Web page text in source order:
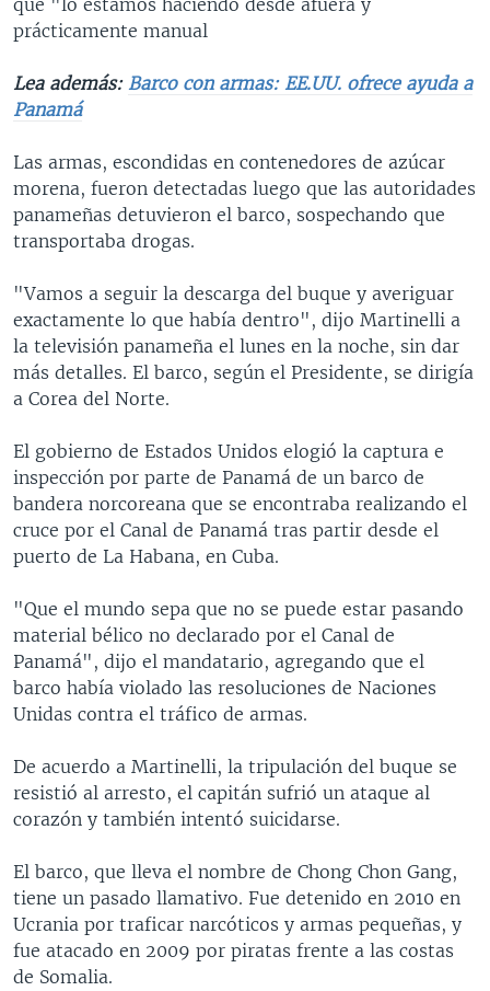
prácticamente manual
Lea además: Barco con armas: EE.UU. ofrece ayuda a
Panamá
Las armas, escondidas en contenedores de azúcar
morena, fueron detectadas luego que las autoridades
panameñas detuvieron el barco, sospechando que
transportaba drogas.
"Vamos a seguir la descarga del buque y averiguar
exactamente lo que había dentro", dijo Martinelli a
la televisión panameña el lunes en la noche, sin dar
más detalles. El barco, según el Presidente, se dirigía
a Corea del Norte.
El gobierno de Estados Unidos elogió la captura e
inspección por parte de Panamá de un barco de
bandera norcoreana que se encontraba realizando el
cruce por el Canal de Panamá tras partir desde el
puerto de La Habana, en Cuba.
"Que el mundo sepa que no se puede estar pasando
material bélico no declarado por el Canal de
Panamá", dijo el mandatario, agregando que el
barco había violado las resoluciones de Naciones
Unidas contra el tráfico de armas.
​De acuerdo a Martinelli, la tripulación del buque se
resistió al arresto, el capitán sufrió un ataque al
corazón y también intentó suicidarse.
El barco, que lleva el nombre de Chong Chon Gang,
tiene un pasado llamativo. Fue detenido en 2010 en
Ucrania por traficar narcóticos y armas pequeñas, y
fue atacado en 2009 por piratas frente a las costas
de Somalia.